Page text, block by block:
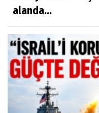
alanda...